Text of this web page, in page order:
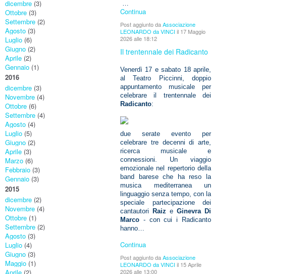
dicembre (3)
Ottobre (3)
Settembre (2)
Agosto (3)
Luglio (6)
Giugno (2)
Aprile (2)
Gennaio (1)
2016
dicembre (3)
Novembre (4)
Ottobre (6)
Settembre (4)
Agosto (4)
Luglio (5)
Giugno (2)
Aprile (3)
Marzo (6)
Febbraio (3)
Gennaio (3)
2015
dicembre (2)
Novembre (4)
Ottobre (1)
Settembre (2)
Agosto (3)
Luglio (4)
Giugno (3)
Maggio (1)
…
Continua
Post aggiunto daAssociazione
LEONARDO da VINCIil 17 Maggio
2026 alle 18:12
Il trentennale dei Radicanto
Venerdì 17 e sabato 18 aprile,
al Teatro Piccinni, doppio
appuntamento musicale per
celebrare il trentennale dei
Radicanto:
due serate evento per
celebrare tre decenni di arte,
ricerca musicale e
connessioni. Un viaggio
emozionale nel repertorio della
band barese che ha reso la
musica mediterranea un
linguaggio senza tempo, con la
speciale partecipazione dei
cantautori
Raiz e Ginevra Di
Marco - con cui i Radicanto
hanno…
Continua
Post aggiunto daAssociazione
LEONARDO da VINCIil 15 Aprile
2026 alle 13:00